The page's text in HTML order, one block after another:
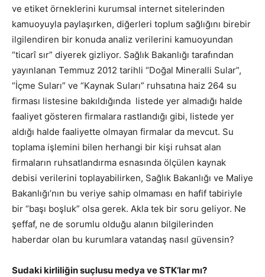
ve etiket örneklerini kurumsal internet sitelerinden
kamuoyuyla paylaşırken, diğerleri toplum sağlığını birebir
ilgilendiren bir konuda analiz verilerini kamuoyundan
“ticarî sır” diyerek gizliyor. Sağlık Bakanlığı tarafından
yayınlanan Temmuz 2012 tarihli “Doğal Mineralli Sular”,
“İçme Suları” ve “Kaynak Suları” ruhsatına haiz 264 su
firması listesine bakıldığında listede yer almadığı halde
faaliyet gösteren firmalara rastlandığı gibi, listede yer
aldığı halde faaliyette olmayan firmalar da mevcut. Su
toplama işlemini bilen herhangi bir kişi ruhsat alan
firmaların ruhsatlandırma esnasında ölçülen kaynak
debisi verilerini toplayabilirken, Sağlık Bakanlığı ve Maliye
Bakanlığı’nın bu veriye sahip olmaması en hafif tabiriyle
bir “başı boşluk” olsa gerek. Akla tek bir soru geliyor. Ne
şeffaf, ne de sorumlu olduğu alanın bilgilerinden
haberdar olan bu kurumlara vatandaş nasıl güvensin?
Sudaki kirliliğin suçlusu medya ve STK’lar mı?